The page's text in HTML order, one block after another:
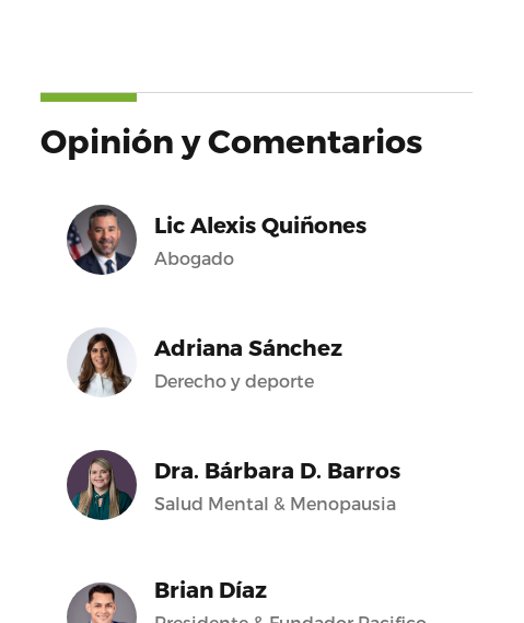
Opinión y Comentarios
Lic Alexis Quiñones
Abogado
Adriana Sánchez
Derecho y deporte
Dra. Bárbara D. Barros
Salud Mental & Menopausia
Brian Díaz